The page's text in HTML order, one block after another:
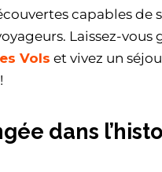
capables de
Laissez-vous
Vols et vivez un
dans